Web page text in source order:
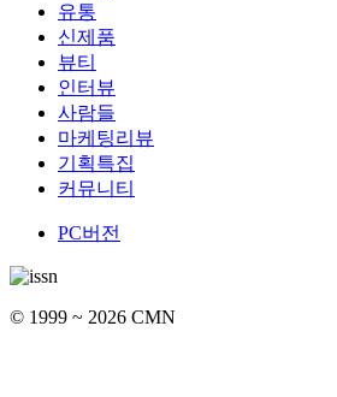
유통
신제품
뷰티
인터뷰
사람들
마케팅리뷰
기획특집
커뮤니티
PC버전
© 1999 ~ 2026 CMN